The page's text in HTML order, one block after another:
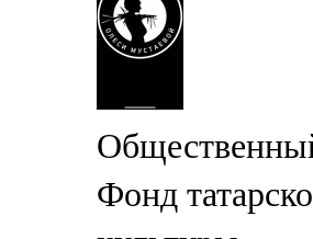
Фонд